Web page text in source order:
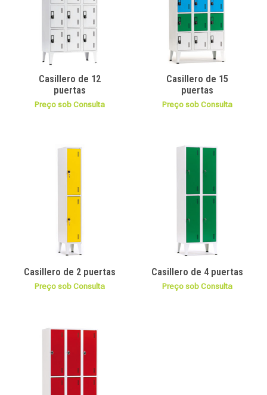
Casillero de 12
puertas
Preço sob Consulta
Casillero de 15
puertas
Preço sob Consulta
Casillero de 2 puertas
Preço sob Consulta
Casillero de 4 puertas
Preço sob Consulta